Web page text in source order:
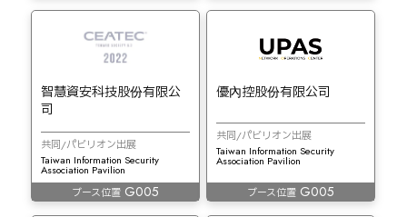
智慧資安科技股份有限公
司
共同/パビリオン出展
Taiwan Information Security
Association Pavilion
ブース位置G005
優內控股份有限公司
共同/パビリオン出展
Taiwan Information Security
Association Pavilion
ブース位置G005